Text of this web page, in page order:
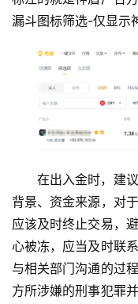
漏斗图标筛选-仅显示
在出入金时，建
背景、资金来源，对
应该及时终止交易，
心被冻，应当及时联
与相关部门沟通的过
方所涉嫌的刑事犯罪